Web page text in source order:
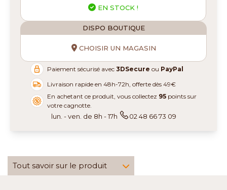
EN STOCK !
DISPO BOUTIQUE
CHOISIR UN MAGASIN
Paiement sécurisé avec3DSecure ou PayPal
Livraison rapide en 48h-72h, offerte dès 49€
En achetant ce produit, vous collectez 95 points sur
votre cagnotte.
lun. - ven. de 8h - 17h 02 48 66 73 09
Tout savoir sur le produit